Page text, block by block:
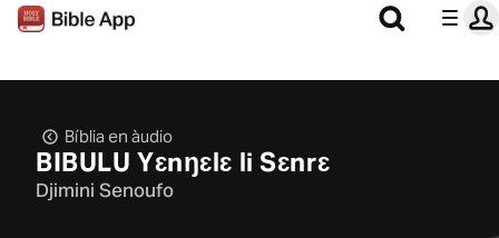
Bíblia en àudio
BIBULU Yɛnŋɛlɛ li Sɛnrɛ
Djimini Senoufo